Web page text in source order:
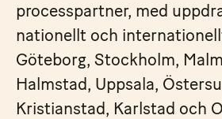
processpartner, med
nationellt och
Göteborg, Stockholm,
Halmstad, Uppsala,
Kristianstad, Karlstad och